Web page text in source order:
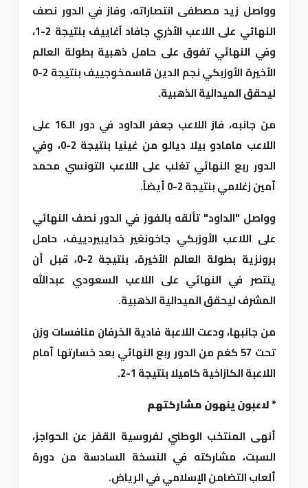
وواصل زيد مصطفى انتصاراته، وفاز في الدور نصف
النهائي على اللاعب الأذري جافاد آغاييف بنتيجة 2-1،
وفي النهائي تفوق على حامل ذهبية بطولة العالم
الأخيرة الأوزبكي نجم الدين قاسمخوجييف بنتيجة 2-0
ليحقق الميدالية الذهبية.
من جانبه، فاز اللاعب جعفر الداود في دور الـ16 على
اللاعب مامادو بيلا ديالو من غينيا بنتيجة 2-0، وفي
الدور ربع النهائي تغلب على اللاعب التونسي محمد
أمين زغلامي بنتيجة 2-0 أيضاً.
وواصل "الداود" تألقه بالفوز في الدور نصف النهائي
على اللاعب الأوزبكي جاخونغير خدايبيردييف، حامل
برونزية بطولة العالم الأخيرة، بنتيجة 2-0، قبل أن
ينتصر في النهائي على اللاعب السعودي عبدالله
المشرف ليحقق الميدالية الذهبية.
من جانبها، ودعت اللاعبة فادية الخرفان منافسات وزن
تحت 57 كغم من الدور ربع النهائي بعد خسارتها أمام
اللاعبة الكازاخية كاميلا بنتيجة 1-2.
* لاعبون ينهون مشاركتهم
أنهى المنتخب الوطني لفروسية القفز عن الحواجز،
السبت، مشاركته في النسخة السادسة من دورة
ألعاب التضامن الإسلامي في الرياض.